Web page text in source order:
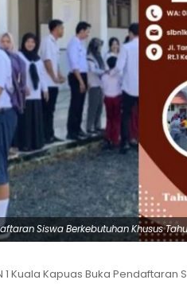
Siswa Berkebutuhan Khusus
1 Kuala Kapuas Buka